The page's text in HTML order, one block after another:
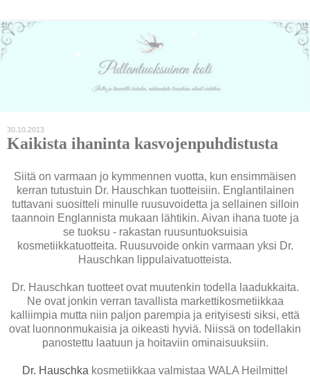
30.10.2013
Kaikista ihaninta kasvojenpuhdistusta
Siitä on varmaan jo kymmennen vuotta, kun ensimmäisen
kerran tutustuin Dr. Hauschkan tuotteisiin. Englantilainen
tuttavani suositteli minulle ruusuvoidetta ja sellainen silloin
taannoin Englannista mukaan lähtikin. Aivan ihana tuote ja
se tuoksu - rakastan ruusuntuoksuisia
kosmetiikkatuotteita. Ruusuvoide onkin varmaan yksi Dr.
Hauschkan lippulaivatuotteista.
Dr. Hauschkan tuotteet ovat muutenkin todella laadukkaita.
Ne ovat jonkin verran tavallista markettikosmetiikkaa
kalliimpia mutta niin paljon parempia ja erityisesti siksi, että
ovat luonnonmukaisia ja oikeasti hyviä. Niissä on todellakin
panostettu laatuun ja hoitaviin ominaisuuksiin.
Dr. Hauschka kosmetiikkaa valmistaa WALA Heilmittel